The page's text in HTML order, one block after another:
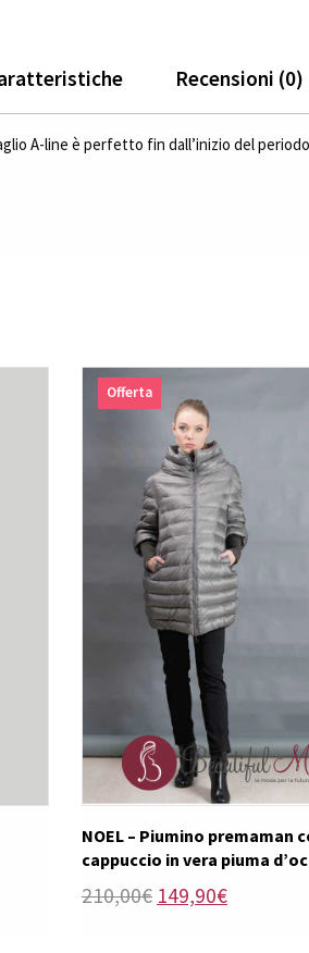
Recensioni (0)
A-line è perfetto fin dall’inizio del
Offerta
NOEL – Piumino premaman
cappuccio in vera piuma
210,00€ Il
149,90€Il